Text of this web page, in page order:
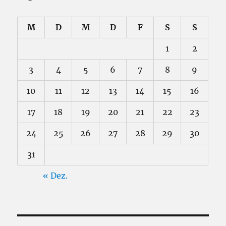
M D M D F S S
1 2
3 4 5 6 7 8 9
10 11 12 13 14 15 16
17 18 19 20 21 22 23
24 25 26 27 28 29 30
31
« Dez.